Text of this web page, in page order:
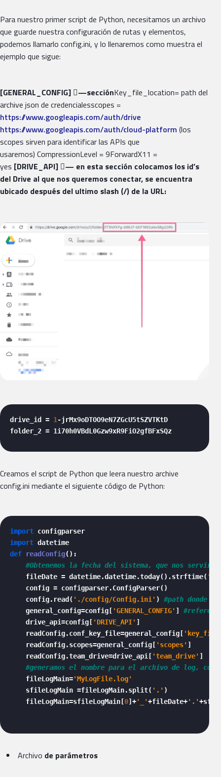
Para nuestro primer script de Python, necesitamos un archivo
que guarde nuestra configuración de rutas y elementos,
podemos llamarlo config.ini, y lo llenaremos como muestra el
ejemplo que sigue:
[GENERAL_CONFIG] —secciónKey_file_location= path del
archive json de credencialesscopes =
https://www.googleapis.com/auth/drive
https://www.googleapis.com/auth/cloud-platform (los
scopes sirven para identificar las APIs que
usaremos) CompressionLevel = 9ForwardX11 =
yes [DRIVE_API] — en esta sección colocamos los id’s
del Drive al que nos queremos conectar, se encuentra
ubicado después del ultimo slash (/) de la URL:
drive_id = 1-jrMx9oDTOO9eN7ZGcU5tSZVTKtD
folder_2 = 1i70h0VBdL0Gzw9xR9FiO2gfBFxSQz
Creamos el script de Python que leera nuestro archive
config.ini mediante el siguiente código de Python:
import
import
def
readConfig():
#Obtenemos la fecha del sistema, que nos servirá
    fileDate = datetime.datetime.today().strftime(
    config = configparser.ConfigParser()
    config.read(
'./config/Config.ini' ) #path donde
    general_config=config[
'GENERAL_CONFIG' ]
    drive_api=config[
'DRIVE_API' ]
    readConfig.conf_key_file=general_config[
    readConfig.scopes=general_config[
'scopes' ]
    readConfig.team_drive=drive_api[
'team_drive' ]
#generamos el nombre para el archivo de log, con
    fileLogMain=
'MyLogFile.log'
    sfileLogMain =fileLogMain.split(
'.' )
    fileLogMain=sfileLogMain[
0]+'_'+fileDate+'.'
Archivo de parámetros